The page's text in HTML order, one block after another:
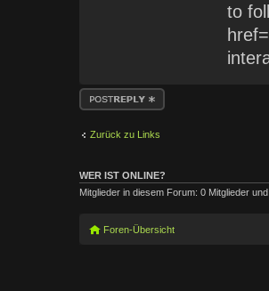
to
Antwort erstellen
Zurück zu Links
WER IST ONLINE?
Mitglieder in diesem Forum: 0 Mitglieder
Foren-Übersicht